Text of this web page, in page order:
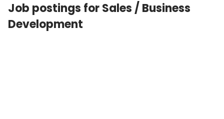
Job postings for Sales / Business
Development